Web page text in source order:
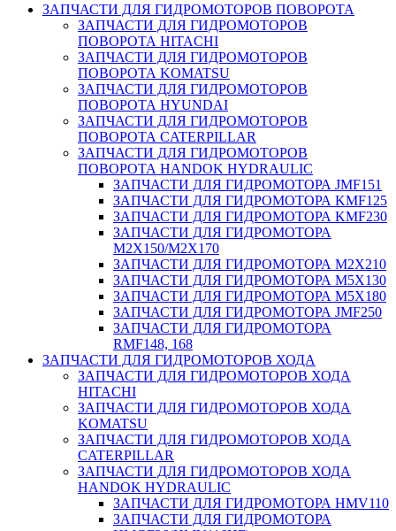
ЗАПЧАСТИ ДЛЯ ГИДРОМОТОРОВ ПОВОРОТА
ЗАПЧАСТИ ДЛЯ ГИДРОМОТОРОВ
ПОВОРОТА HITACHI
ЗАПЧАСТИ ДЛЯ ГИДРОМОТОРОВ
ПОВОРОТА KOMATSU
ЗАПЧАСТИ ДЛЯ ГИДРОМОТОРОВ
ПОВОРОТА HYUNDAI
ЗАПЧАСТИ ДЛЯ ГИДРОМОТОРОВ
ПОВОРОТА CATERPILLAR
ЗАПЧАСТИ ДЛЯ ГИДРОМОТОРОВ
ПОВОРОТА HANDOK HYDRAULIC
ЗАПЧАСТИ ДЛЯ ГИДРОМОТОРА JMF151
ЗАПЧАСТИ ДЛЯ ГИДРОМОТОРА KMF125
ЗАПЧАСТИ ДЛЯ ГИДРОМОТОРА KMF230
ЗАПЧАСТИ ДЛЯ ГИДРОМОТОРА
M2X150/M2X170
ЗАПЧАСТИ ДЛЯ ГИДРОМОТОРА M2X210
ЗАПЧАСТИ ДЛЯ ГИДРОМОТОРА M5X130
ЗАПЧАСТИ ДЛЯ ГИДРОМОТОРА M5X180
ЗАПЧАСТИ ДЛЯ ГИДРОМОТОРА JMF250
ЗАПЧАСТИ ДЛЯ ГИДРОМОТОРА
RMF148, 168
ЗАПЧАСТИ ДЛЯ ГИДРОМОТОРОВ ХОДА
ЗАПЧАСТИ ДЛЯ ГИДРОМОТОРОВ ХОДА
HITACHI
ЗАПЧАСТИ ДЛЯ ГИДРОМОТОРОВ ХОДА
KOMATSU
ЗАПЧАСТИ ДЛЯ ГИДРОМОТОРОВ ХОДА
CATERPILLAR
ЗАПЧАСТИ ДЛЯ ГИДРОМОТОРОВ ХОДА
HANDOK HYDRAULIC
ЗАПЧАСТИ ДЛЯ ГИДРОМОТОРА HMV110
ЗАПЧАСТИ ДЛЯ ГИДРОМОТОРА